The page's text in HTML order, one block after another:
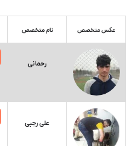
عکس متخصص نام متخصص
رحمانی
علی رجبی